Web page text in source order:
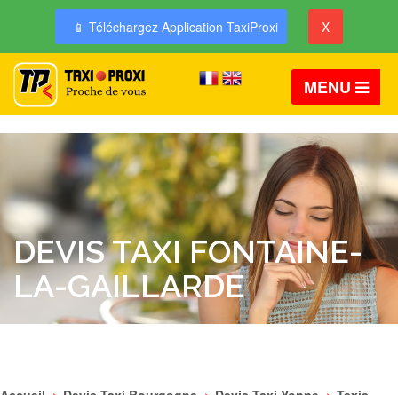
📱 Téléchargez Application TaxiProxi X
MENU
DEVIS TAXI FONTAINE-
LA-GAILLARDE